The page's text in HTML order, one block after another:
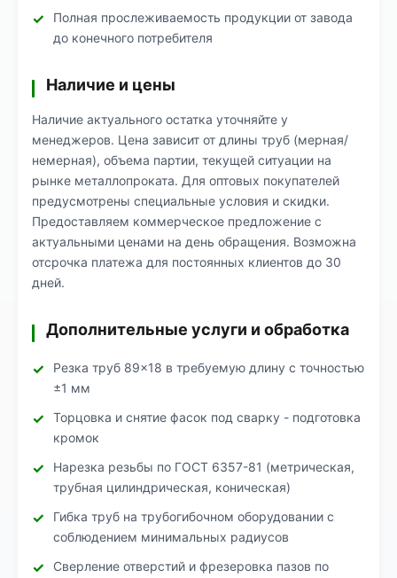
Полная прослеживаемость продукции от завода
до конечного потребителя
Наличие и цены
Наличие актуального остатка уточняйте у
менеджеров. Цена зависит от длины труб (мерная/
немерная), объема партии, текущей ситуации на
рынке металлопроката. Для оптовых покупателей
предусмотрены специальные условия и скидки.
Предоставляем коммерческое предложение с
актуальными ценами на день обращения. Возможна
отсрочка платежа для постоянных клиентов до 30
дней.
Дополнительные услуги и обработка
Резка труб 89×18 в требуемую длину с точностью
±1 мм
Торцовка и снятие фасок под сварку - подготовка
кромок
Нарезка резьбы по ГОСТ 6357-81 (метрическая,
трубная цилиндрическая, коническая)
Гибка труб на трубогибочном оборудовании с
соблюдением минимальных радиусов
Сверление отверстий и фрезеровка пазов по